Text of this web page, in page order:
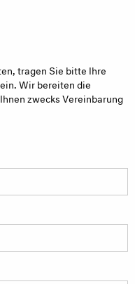
tragen Sie bitte Ihre
Wir bereiten die
zwecks Vereinbarung